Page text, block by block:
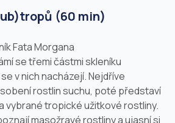
(60 min)
Fata Morgana
se třemi částmi skleníku
v nich nacházejí. Nejdříve
rostlin suchu, poté představí
vybrané tropické užitkové rostliny.
masožravé rostliny a ujasní si